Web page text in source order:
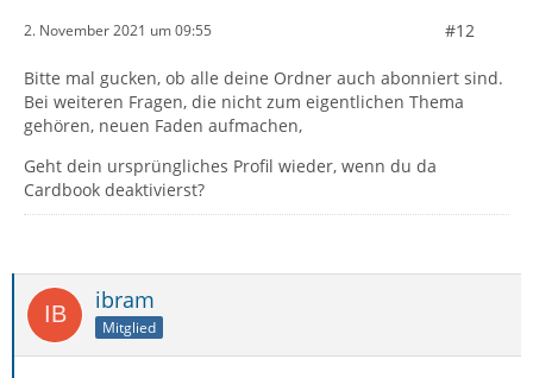
2. November 2021 um 09:55 #12
Bitte mal gucken, ob alle deine Ordner auch abonniert sind.
Bei weiteren Fragen, die nicht zum eigentlichen Thema
gehören, neuen Faden aufmachen,
Geht dein ursprüngliches Profil wieder, wenn du da
Cardbook deaktivierst?
ibram
Mitglied